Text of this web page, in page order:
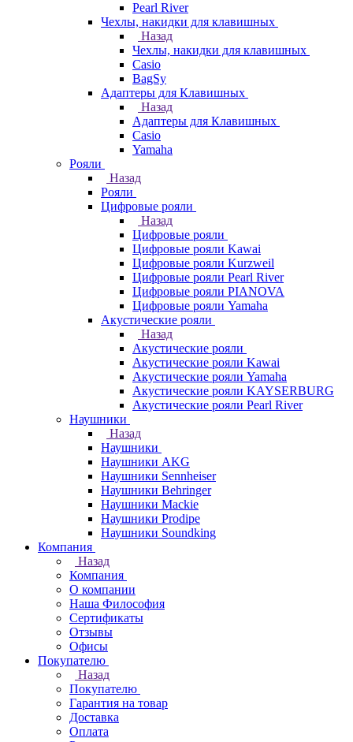
Pearl River
Чехлы, накидки для клавишных
Назад
Чехлы, накидки для клавишных
Casio
BagSy
Адаптеры для Клавишных
Назад
Адаптеры для Клавишных
Casio
Yamaha
Рояли
Назад
Рояли
Цифровые рояли
Назад
Цифровые рояли
Цифровые рояли Kawai
Цифровые рояли Kurzweil
Цифровые рояли Pearl River
Цифровые рояли PIANOVA
Цифровые рояли Yamaha
Акустические рояли
Назад
Акустические рояли
Акустические рояли Kawai
Акустические рояли Yamaha
Акустические рояли KAYSERBURG
Акустические рояли Pearl River
Наушники
Назад
Наушники
Наушники AKG
Наушники Sennheiser
Наушники Behringer
Наушники Mackie
Наушники Prodipe
Наушники Soundking
Компания
Назад
Компания
О компании
Наша Философия
Сертификаты
Отзывы
Офисы
Покупателю
Назад
Покупателю
Гарантия на товар
Доставка
Оплата